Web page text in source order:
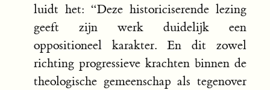
luidt het: “Deze historiciserende lezing
geeft zijn werk duidelijk een
oppositioneel karakter. En dit zowel
richting progressieve krachten binnen de
theologische gemeenschap als tegenover